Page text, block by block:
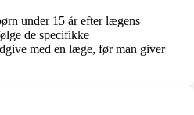
under 15 år efter lægens
de specifikke
med en læge, før man giver